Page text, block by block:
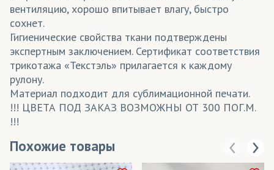
вентиляцию, хорошо впитывает влагу, быстро
сохнет.
Гигиенические свойства ткани подтверждены
экспертным заключением. Сертификат соответствия
трикотажа «Текстэль» прилагается к каждому
рулону.
Материал подходит для сублимационной печати.
!!! ЦВЕТА ПОД ЗАКАЗ ВОЗМОЖНЫ ОТ 300 ПОГ.М.
!!!
Похожие товары